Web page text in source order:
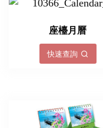
座檯月曆
快速查詢